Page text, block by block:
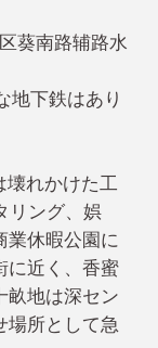
葵南路辅路水
地下鉄はあり
れかけた工
リング、娯
業休暇公園に
に近く、香蜜
畝地は深セン
場所として急